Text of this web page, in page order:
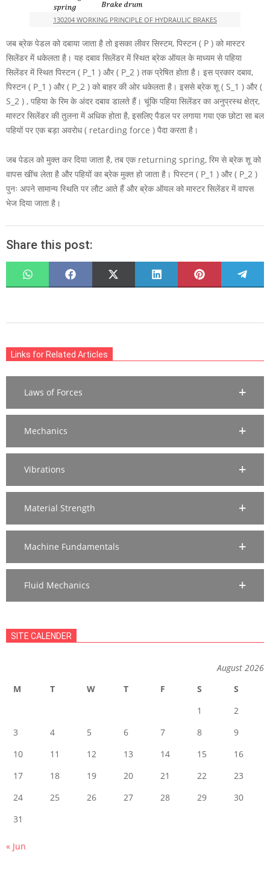
130204 WORKING PRINCIPLE OF HYDRAULIC BRAKES
जब ब्रेक पेडल को दबाया जाता है तो इसका लीवर सिस्टम, पिस्टन ( P ) को मास्टर
सिलेंडर में धकेलता है। यह दबाव सिलेंडर में स्थित ब्रेक ऑयल के माध्यम से पहिया
सिलेंडर में स्थित पिस्टन ( P_1 ) और ( P_2 ) तक प्रेषित होता है। इस प्रकार दबाव,
पिस्टन ( P_1 ) और ( P_2 ) को बाहर की ओर धकेलता है। इससे ब्रेक शू ( S_1 ) और (
S_2 ) , पहिया के रिम के अंदर दबाव डालते हैं। चूंकि पहिया सिलेंडर का अनुप्रस्थ क्षेत्र,
मास्टर सिलेंडर की तुलना में अधिक होता है, इसलिए पैडल पर लगाया गया एक छोटा सा बल
पहियों पर एक बड़ा अवरोध ( retarding force ) पैदा करता है।
जब पेडल को मुक्त कर दिया जाता है, तब एक returning spring, रिम से ब्रेक शू को
वापस खींच लेता है और पहियों का ब्रेक मुक्त हो जाता है। पिस्टन ( P_1 ) और ( P_2 )
पुनः अपने सामान्य स्थिति पर लौट आते हैं और ब्रेक ऑयल को मास्टर सिलेंडर में वापस
भेज दिया जाता है।
Share this post:
SHARE
ON
WHATSAPP
SHARE
ON
FACEBOOK
SHARE
ON
LINKEDIN
SHARE
ON
PINTEREST
28Links for Related Articles
Laws of Forces
Mechanics
Vibrations
Material Strength
Machine Fundamentals
Fluid Mechanics
SITE CALENDER
August 2026
M
T W T F S
S
1
2
3
4 5 6 7 8
9
10
11 12 13 14 15
16
17
18 19 20 21 22
23
24
25 26 27 28 29
30
31
« Jun